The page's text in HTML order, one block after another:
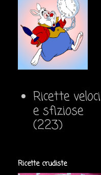
Ricette veloci
e sfiziose
(223)
Ricette crudiste